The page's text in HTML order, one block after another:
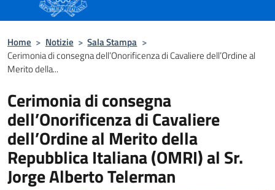
Home > Notizie > Sala Stampa >
Cerimonia di consegna dell’Onorificenza di Cavaliere dell’Ordine al
Merito della...
Cerimonia di consegna
dell’Onorificenza di Cavaliere
dell’Ordine al Merito della
Repubblica Italiana (OMRI) al Sr.
Jorge Alberto Telerman